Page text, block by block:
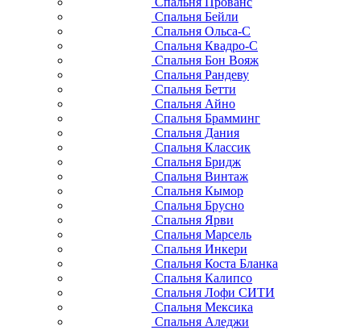
Спальня Бейли
Спальня Ольса-С
Спальня Квадро-С
Спальня Бон Вояж
Спальня Рандеву
Спальня Бетти
Спальня Айно
Спальня Брамминг
Спальня Дания
Спальня Классик
Спальня Бридж
Спальня Винтаж
Спальня Кымор
Спальня Брусно
Спальня Ярви
Спальня Марсель
Спальня Инкери
Спальня Коста Бланка
Спальня Калипсо
Спальня Лофи СИТИ
Спальня Мексика
Спальня Аледжи